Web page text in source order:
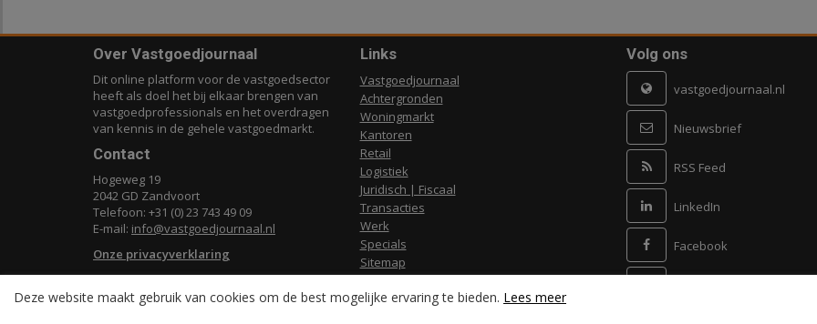
Over Vastgoedjournaal
Dit online platform voor de vastgoedsector
heeft als doel het bij elkaar brengen van
vastgoedprofessionals en het overdragen
van kennis in de gehele vastgoedmarkt.
Contact
Hogeweg 19
2042 GD Zandvoort
Telefoon: +31 (0) 23 743 49 09
E-mail: info@vastgoedjournaal.nl
Onze privacyverklaring
Links
Vastgoedjournaal
Achtergronden
Woningmarkt
Kantoren
Retail
Logistiek
Juridisch | Fiscaal
Transacties
Werk
Specials
Sitemap
Volg ons
vastgoedjournaal.nl
Nieuwsbrief
RSS Feed
LinkedIn
Facebook
Deze website maakt gebruik van cookies om de best mogelijke ervaring te bieden. Lees meer